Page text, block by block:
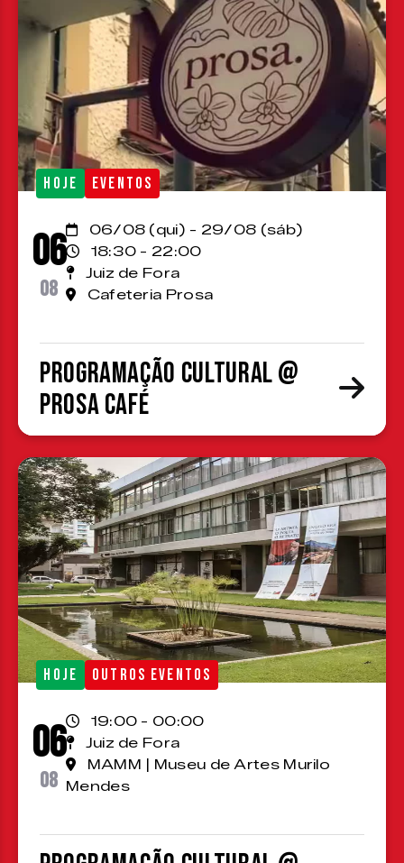
HOJE EVENTOS
06
08
06/08 (qui) - 29/08 (sáb)
18:30 - 22:00
Juiz de Fora
Cafeteria Prosa
Programação cultural @
Prosa Café
HOJE OUTROS EVENTOS
06
08
19:00 - 00:00
Juiz de Fora
MAMM | Museu de Artes Murilo
Mendes